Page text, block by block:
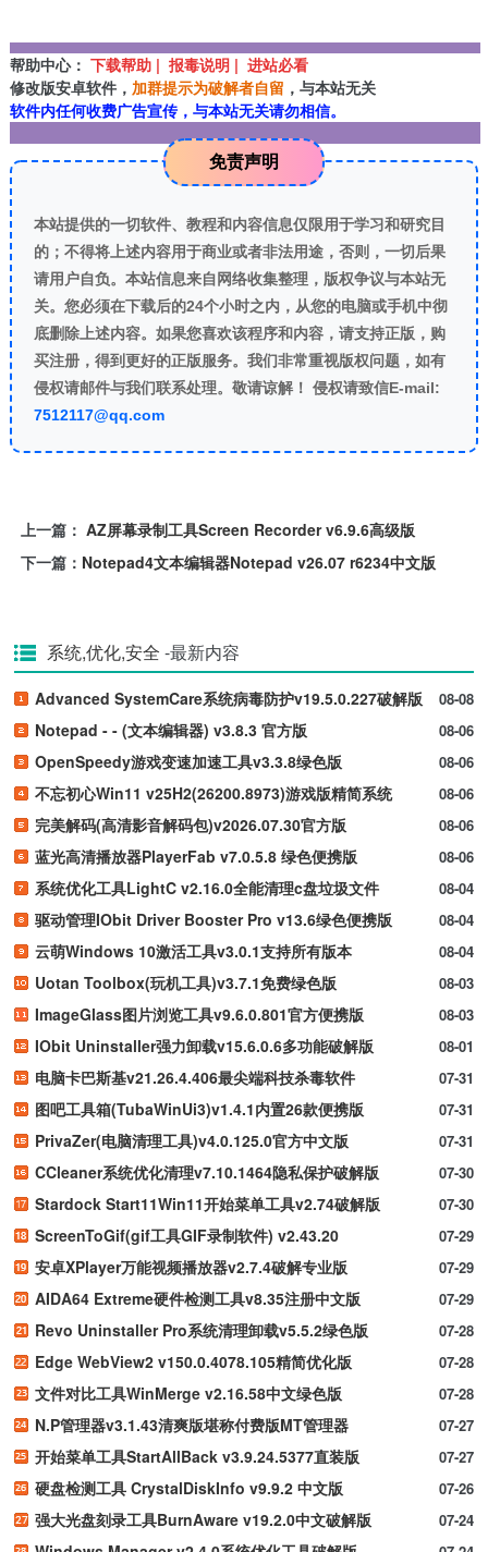
帮助中心： 下载帮助 | 报毒说明 | 进站必看
修改版安卓软件， 加群提示为破解者自留 ，与本站无关
软件内任何收费广告宣传，与本站无关请勿相信。
免责声明
本站提供的一切软件、教程和内容信息仅限用于学习和研究目
的；不得将上述内容用于商业或者非法用途，否则，一切后果
请用户自负。本站信息来自网络收集整理，版权争议与本站无
关。您必须在下载后的24个小时之内，从您的电脑或手机中彻
底删除上述内容。如果您喜欢该程序和内容，请支持正版，购
买注册，得到更好的正版服务。我们非常重视版权问题，如有
侵权请邮件与我们联系处理。敬请谅解！ 侵权请致信E-mail:
7512117@qq.com
上一篇： AZ屏幕录制工具Screen Recorder v6.9.6高级版
下一篇： Notepad4文本编辑器Notepad v26.07 r6234中文版
系统,优化,安全 -最新内容
08-08
Advanced SystemCare系统病毒防护v19.5.0.227破解版
08-06
Notepad - - (文本编辑器) v3.8.3 官方版
08-06
OpenSpeedy游戏变速加速工具v3.3.8绿色版
08-06
不忘初心Win11 v25H2(26200.8973)游戏版精简系统
08-06
完美解码(高清影音解码包)v2026.07.30官方版
08-06
蓝光高清播放器PlayerFab v7.0.5.8 绿色便携版
08-04
系统优化工具LightC v2.16.0全能清理c盘垃圾文件
08-04
驱动管理IObit Driver Booster Pro v13.6绿色便携版
08-04
云萌Windows 10激活工具v3.0.1支持所有版本
08-03
Uotan Toolbox(玩机工具)v3.7.1免费绿色版
08-03
ImageGlass图片浏览工具v9.6.0.801官方便携版
08-01
IObit Uninstaller强力卸载v15.6.0.6多功能破解版
07-31
电脑卡巴斯基v21.26.4.406最尖端科技杀毒软件
07-31
图吧工具箱(TubaWinUi3)v1.4.1内置26款便携版
07-31
PrivaZer(电脑清理工具)v4.0.125.0官方中文版
07-30
CCleaner系统优化清理v7.10.1464隐私保护破解版
07-30
Stardock Start11Win11开始菜单工具v2.74破解版
07-29
ScreenToGif(gif工具GIF录制软件) v2.43.20
07-29
安卓XPlayer万能视频播放器v2.7.4破解专业版
07-29
AIDA64 Extreme硬件检测工具v8.35注册中文版
07-28
Revo Uninstaller Pro系统清理卸载v5.5.2绿色版
07-28
Edge WebView2 v150.0.4078.105精简优化版
07-28
文件对比工具WinMerge v2.16.58中文绿色版
07-27
N.P管理器v3.1.43清爽版堪称付费版MT管理器
07-27
开始菜单工具StartAllBack v3.9.24.5377直装版
07-26
硬盘检测工具 CrystalDiskInfo v9.9.2 中文版
07-24
强大光盘刻录工具BurnAware v19.2.0中文破解版